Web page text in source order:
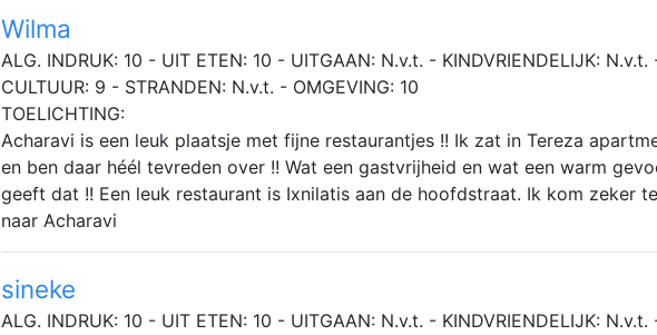
Wilma
ALG. INDRUK: 10 - UIT ETEN: 10 - UITGAAN: N.v.t. - KINDVRIENDELIJK: N.v.t.
CULTUUR: 9 - STRANDEN: N.v.t. - OMGEVING: 10
TOELICHTING:
Acharavi is een leuk plaatsje met fijne restaurantjes !! Ik zat in Tereza
en ben daar héél tevreden over !! Wat een gastvrijheid en wat een warm
geeft dat !! Een leuk restaurant is Ixnilatis aan de hoofdstraat. Ik kom zeker
naar Acharavi
sineke
ALG. INDRUK: 10 - UIT ETEN: 10 - UITGAAN: N.v.t. - KINDVRIENDELIJK: N.v.t.